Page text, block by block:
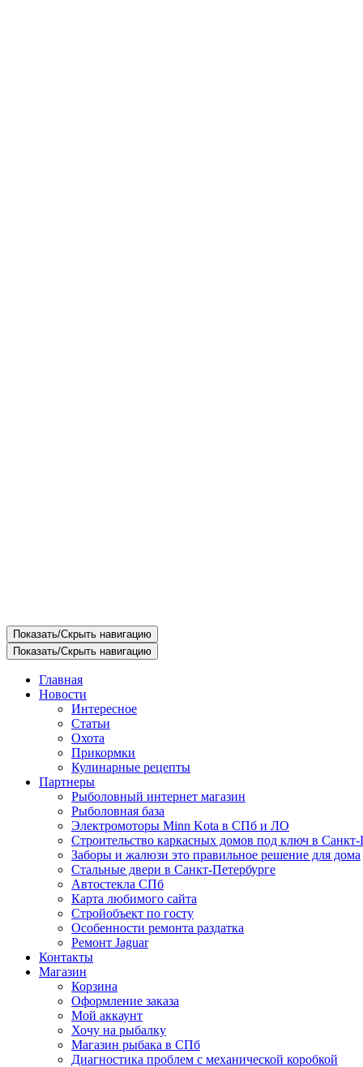
Показать/Скрыть навигацию
Показать/Скрыть навигацию
Главная
Новости
Интересное
Статьи
Охота
Прикормки
Кулинарные рецепты
Партнеры
Рыболовный интернет магазин
Рыболовная база
Электромоторы Minn Kota в СПб и ЛО
Строительство каркасных домов под ключ в Санкт-
Заборы и жалюзи это правильное решение для дома
Стальные двери в Санкт-Петербурге
Автостекла СПб
Карта любимого сайта
Стройобъект по госту
Особенности ремонта раздатка
Ремонт Jaguar
Контакты
Магазин
Корзина
Оформление заказа
Мой аккаунт
Хочу на рыбалку
Магазин рыбака в СПб
Диагностика проблем с механической коробкой